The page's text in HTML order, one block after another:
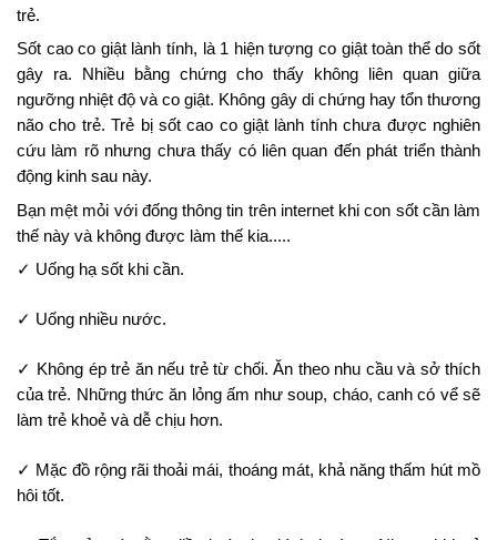
trẻ.
Sốt cao co giật lành tính, là 1 hiện tượng co giật toàn thể do sốt
gây ra. Nhiều bằng chứng cho thấy không liên quan giữa
ngưỡng nhiệt độ và co giật. Không gây di chứng hay tổn thương
não cho trẻ. Trẻ bị sốt cao co giật lành tính chưa được nghiên
cứu làm rõ nhưng chưa thấy có liên quan đến phát triển thành
động kinh sau này.
Bạn mệt mỏi với đống thông tin trên internet khi con sốt cần làm
thế này và không được làm thế kia.....
✓ Uống hạ sốt khi cần.
✓ Uống nhiều nước.
✓ Không ép trẻ ăn nếu trẻ từ chối. Ăn theo nhu cầu và sở thích
của trẻ. Những thức ăn lỏng ấm như soup, cháo, canh có vể sẽ
làm trẻ khoẻ và dễ chịu hơn.
✓ Mặc đồ rộng rãi thoải mái, thoáng mát, khả năng thấm hút mồ
hôi tốt.